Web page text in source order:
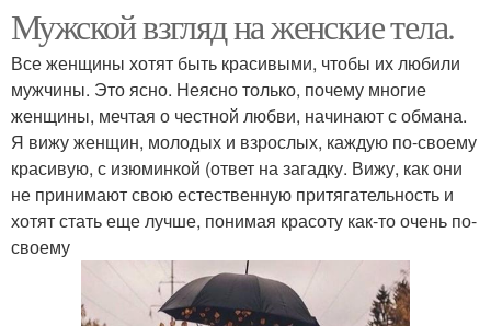
Мужской взгляд на женские тела.
Все женщины хотят быть красивыми, чтобы их любили
мужчины. Это ясно. Неясно только, почему многие
женщины, мечтая о честной любви, начинают с обмана.
Я вижу женщин, молодых и взрослых, каждую по-своему
красивую, с изюминкой (ответ на загадку. Вижу, как они
не принимают свою естественную притягательность и
хотят стать еще лучше, понимая красоту как-то очень по-
своему